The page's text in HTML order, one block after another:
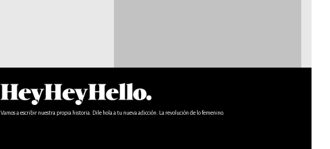
Vamos a escribir nuestra propia historia. Dile hola a tu nueva adicción. La revolución de lo femenino.